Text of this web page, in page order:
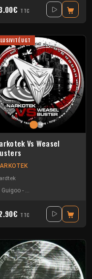
TTC
UGT
Vs Weasel
Guigoo - Mat Weasel busters
TTC